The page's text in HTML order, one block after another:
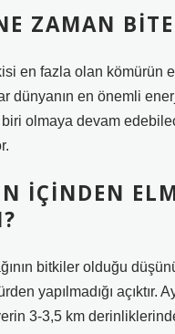
ZAMAN
en fazla olan kömürün
dünyanın en önemli
biri olmaya devam
IÇINDEN
bitkiler olduğu
yapılmadığı açıktır.
3-3,5 km